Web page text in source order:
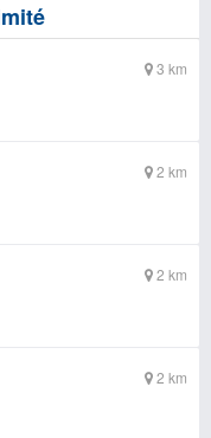
3 km
2 km
2 km
2 km